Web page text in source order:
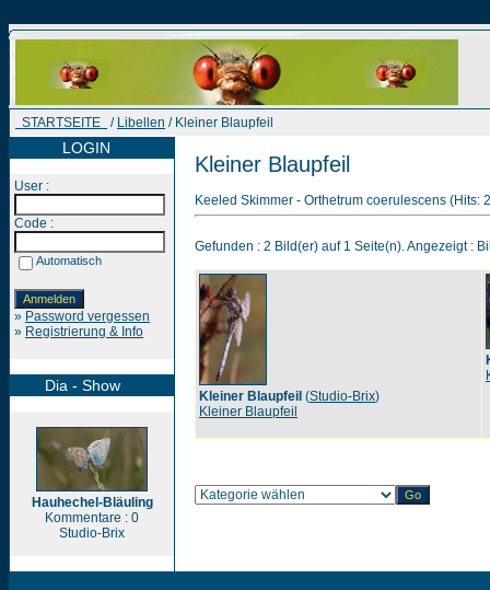
STARTSEITE / Libellen / Kleiner Blaupfeil
LOGIN
User :
Code :
Automatisch
» Password vergessen
» Registrierung & Info
Dia - Show
Hauhechel-Bläuling
Kommentare : 0
Studio-Brix
Kleiner Blaupfeil
Keeled Skimmer - Orthetrum coerulescens (Hits:
Gefunden : 2 Bild(er) auf 1 Seite(n). Angezeigt :
Kleiner Blaupfeil (Studio-Brix)
Kleiner Blaupfeil